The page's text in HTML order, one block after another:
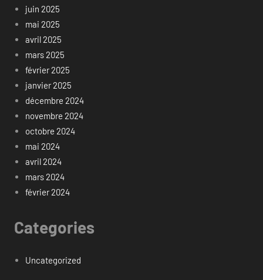
juin 2025
mai 2025
avril 2025
mars 2025
février 2025
janvier 2025
décembre 2024
novembre 2024
octobre 2024
mai 2024
avril 2024
mars 2024
février 2024
Categories
Uncategorized